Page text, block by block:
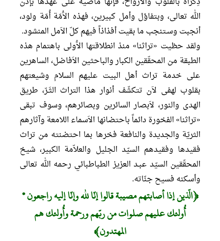
الله تعالى، وبتفاؤل وأمل كبيرين، فهذه الاَُمّة أُمّة ولود،
أنجبت وسـتنجب ما بقيت أفذاذاً فيهم كلّ الاَمل المنشود.
ولقد حظيت «تراثنا» منذ انطلاقتها الاَُولى باهتمام هذه
الطبقة من المحقّقين الكبار والباحثين الاَفاضل، الساهرين
على خدمة تراث أهل البيت عليهم السلام وشيعتهم
بقلوب لهفى لاَن تتكشّف أنوار هذا التراث الثَـرّ، طريق
الهدى والنور، لاَبصار السائرين وبصائرهم، وسوف تبقى
«تراثنا» الفخورة دائماً باحتضانها الاَسماء اللامعة وآثارهم
الثريّة والجديدة والنافعة فخرها بما احتضنته من تراث
فقيدها وفقيدهم السيّد الجليل والعلاّمة الكبير، شيخ
المحقّقين السيّد عبـد العزيز الطباطبائي رحمه الله تعالى
وأسكنه فسيح جنّاته.
﴿الّذين إذا أصابتهم مصيبة قالوا إنّا لله وإنّا إليه راجعون *
أُولئك عليهم صلوات من ربّهم ورحمة وأُولئك هم
المهتدون﴾